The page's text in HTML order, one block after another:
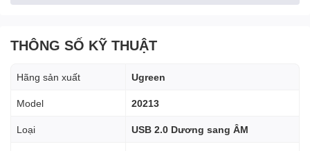
THÔNG SỐ KỸ THUẬT
Hãng sản xuất Ugreen
Model 20213
Loại USB 2.0 Dương sang ÂM